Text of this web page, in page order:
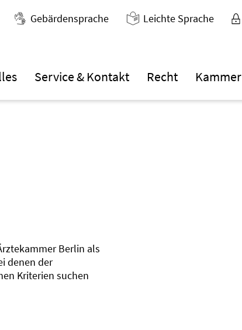
Gebärdensprache Leichte Sprache
Service & Kontakt Recht Kammer
Berlin als
denen der
Kriterien suchen